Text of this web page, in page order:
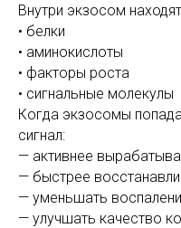
Внутри экзосом
• белки
• аминокислоты
• факторы роста
• сигнальные молекулы
Когда экзосомы
сигнал:
— активнее
— быстрее
— уменьшать
— улучшать качество